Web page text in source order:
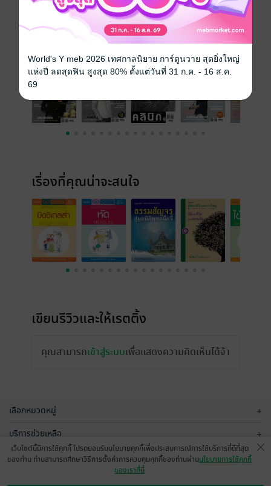
ราคาปก 80 บาท
ดูทั้งหมด
เรื่องที่คุณน่าจะสนใจ
เขียนรีวิวและให้เรตติ้ง
คุณสามารถเข้าสู่ระบบเพื่อแสดงความคิดเห็นได้จ้า
เลือกหมวดหมู่ +
บริการช่วยเหลือ +
เกี่ยวกับเรา
เว็บไซต์นี้มีการใช้คุกกี้ โปรดยอมรับนโยบายคุกกี้เพื่อประสบการณ์การใช้บริการที่ดีที่สุด
ของท่าน ท่านสามารถศึกษาวิธีการตั้งค่าการควบคุมคุกกี้ของท่านผ่านนโยบายการใช้คุกกี้
ของเราที่นี่
World's Y meb 2026 เทศกาลนิยาย การ์ตูนวาย สุดยิ่งใหญ่
แห่งปี ลดสุดฟิน สูงสุด 80% ตั้งแต่วันที่ 31 ก.ค. - 16 ส.ค.
69